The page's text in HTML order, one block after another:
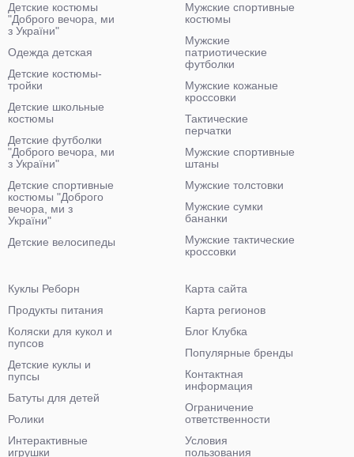
Детские костюмы
"Доброго вечора, ми
з України"
Одежда детская
Детские костюмы-
тройки
Детские школьные
костюмы
Детские футболки
"Доброго вечора, ми
з України"
Детские спортивные
костюмы "Доброго
вечора, ми з
України"
Детские велосипеды
Мужские спортивные
костюмы
Мужские
патриотические
футболки
Мужские кожаные
кроссовки
Тактические
перчатки
Мужские спортивные
штаны
Мужские толстовки
Мужские сумки
бананки
Мужские тактические
кроссовки
Куклы Реборн
Продукты питания
Коляски для кукол и
пупсов
Детские куклы и
пупсы
Батуты для детей
Ролики
Интерактивные
игрушки
Карта сайта
Карта регионов
Блог Клубка
Популярные бренды
Контактная
информация
Ограничение
ответственности
Условия
пользования